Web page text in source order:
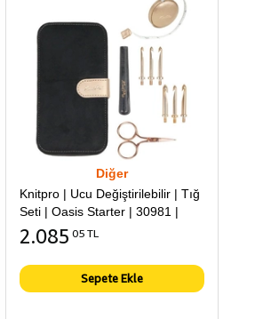
Diğer
Knitpro | Ucu Değiştirilebilir | Tığ
Seti | Oasis Starter | 30981 |
2.085 05 TL
Sepete Ekle